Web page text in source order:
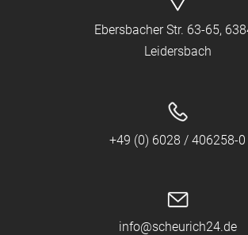
Ebersbacher Str. 63-65,
Leidersbach
+49 (0) 6028 / 406258-0
info@scheurich24.de